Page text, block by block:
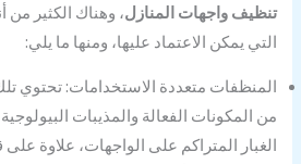
تنظيف واجهات المنازل، وهناك الكثير من
التي يمكن الاعتماد عليها، ومنها ما يلي:
المنظفات متعددة الاستخدامات: تحتوي
من المكونات الفعالة والمذيبات
الغبار المتراكم على الواجهات، علاوة على